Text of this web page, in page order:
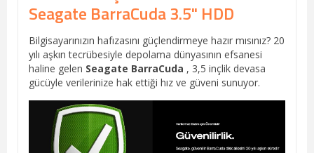
Seagate BarraCuda 3.5" HDD
Bilgisayarınızın hafızasını güçlendirmeye hazır mısınız? 20
yılı aşkın tecrübesiyle depolama dünyasının efsanesi
haline gelen Seagate BarraCuda , 3,5 inçlik devasa
gücüyle verilerinize hak ettiği hız ve güveni sunuyor.